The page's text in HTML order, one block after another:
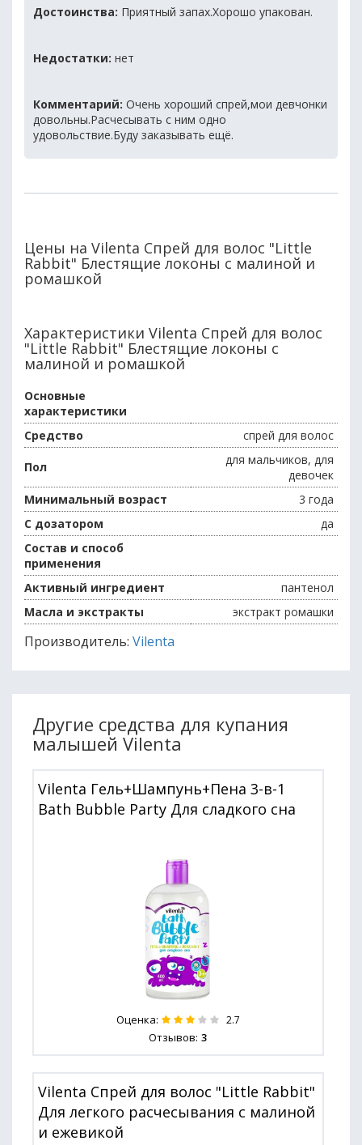
Достоинства: Приятный запах.Хорошо упакован.
Недостатки: нет
Комментарий: Очень хороший спрей,мои девчонки
довольны.Расчесывать с ним одно
удовольствие.Буду заказывать ещё.
Цены на Vilenta Спрей для волос "Little
Rabbit" Блестящие локоны с малиной и
ромашкой
Характеристики Vilenta Спрей для волос
"Little Rabbit" Блестящие локоны с
малиной и ромашкой
Основные
характеристики
Средство
спрей для волос
Пол
для мальчиков, для
девочек
Минимальный возраст
3 года
С дозатором
да
Состав и способ
применения
Активный ингредиент
пантенол
Масла и экстракты
экстракт ромашки
Производитель: Vilenta
Другие средства для купания
малышей Vilenta
Vilenta Гель+Шампунь+Пена 3-в-1
Bath Bubble Party Для сладкого сна
Оценка: 2.7
Отзывов: 3
Vilenta Спрей для волос "Little Rabbit"
Для легкого расчесывания с малиной
и ежевикой